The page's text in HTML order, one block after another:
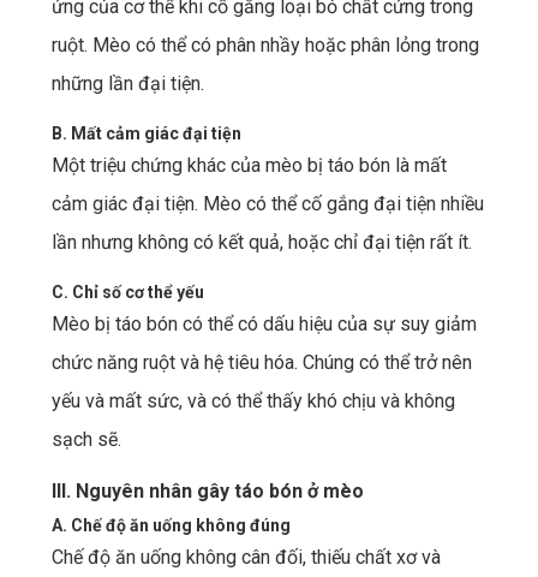
ứng của cơ thể khi cố gắng loại bỏ chất cứng trong
ruột. Mèo có thể có phân nhầy hoặc phân lỏng trong
những lần đại tiện.
B. Mất cảm giác đại tiện
Một triệu chứng khác của mèo bị táo bón là mất
cảm giác đại tiện. Mèo có thể cố gắng đại tiện nhiều
lần nhưng không có kết quả, hoặc chỉ đại tiện rất ít.
C. Chỉ số cơ thể yếu
Mèo bị táo bón có thể có dấu hiệu của sự suy giảm
chức năng ruột và hệ tiêu hóa. Chúng có thể trở nên
yếu và mất sức, và có thể thấy khó chịu và không
sạch sẽ.
III. Nguyên nhân gây táo bón ở mèo
A. Chế độ ăn uống không đúng
Chế độ ăn uống không cân đối, thiếu chất xơ và